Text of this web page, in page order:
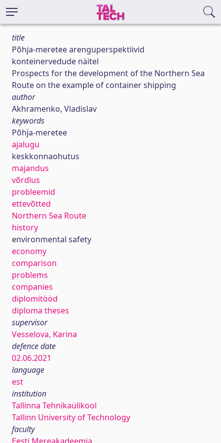
title
Põhja-meretee arenguperspektiivid
konteinervedude näitel
Prospects for the development of the Northern Sea
Route on the example of container shipping
author
Akhramenko, Vladislav
keywords
Põhja-meretee
ajalugu
keskkonnaohutus
majandus
võrdlus
probleemid
ettevõtted
Northern Sea Route
history
environmental safety
economy
comparison
problems
companies
diplomitööd
diploma theses
supervisor
Vesselova, Karina
defence date
02.06.2021
language
est
institution
Tallinna Tehnikaülikool
Tallinn University of Technology
faculty